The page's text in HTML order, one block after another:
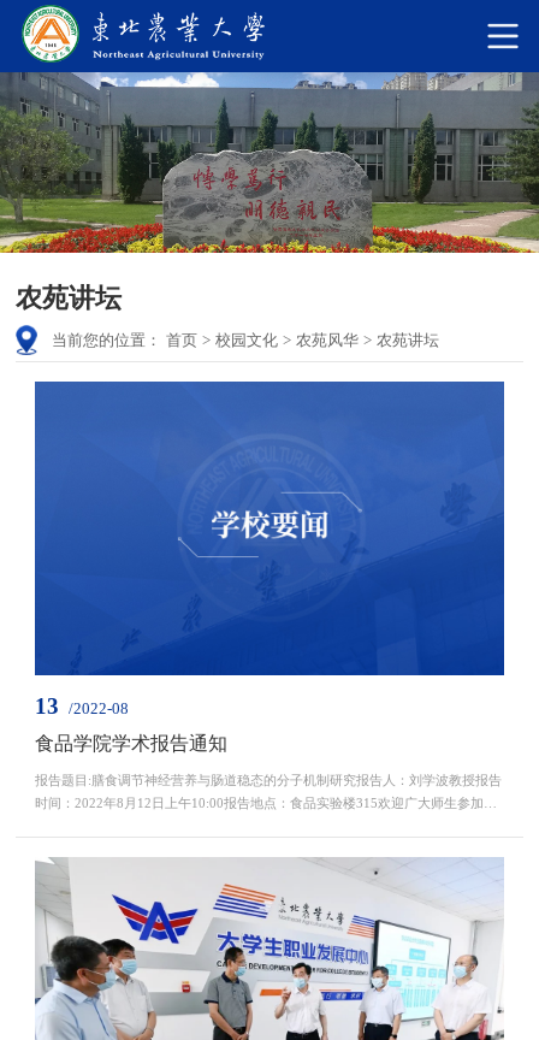
农苑讲坛
当前您的位置： 首页 > 校园文化 > 农苑风华 > 农苑讲坛
13 /2022-08
食品学院学术报告通知
报告题目:膳食调节神经营养与肠道稳态的分子机制研究报告人：刘学波教授报告
时间：2022年8月12日上午10:00报告地点：食品实验楼315欢迎广大师生参加！
交流处处长、港澳台办公室主任。入选教育部“新世纪优秀人才”支持计划、科技
部“中青年科技创新领军人才”计划，荣获中国食品...